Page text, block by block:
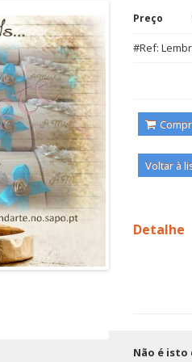
Preço
#Ref:
Voltar à
Detalhe
Não é isto